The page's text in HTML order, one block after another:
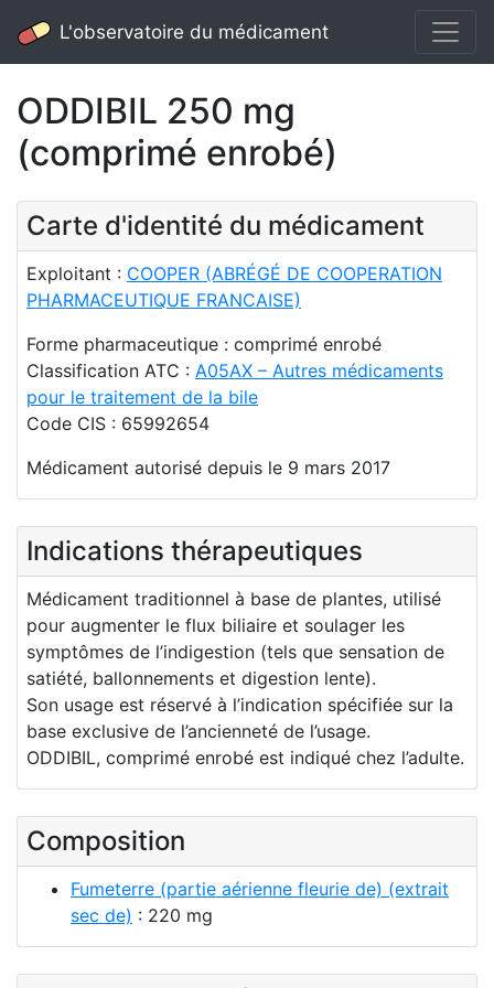
L'observatoire du médicament
ODDIBIL 250 mg
(comprimé enrobé)
Carte d'identité du médicament
Exploitant : COOPER (ABRÉGÉ DE COOPERATION
PHARMACEUTIQUE FRANCAISE)
Forme pharmaceutique : comprimé enrobé
Classification ATC : A05AX – Autres médicaments
pour le traitement de la bile
Code CIS : 65992654
Médicament autorisé depuis le 9 mars 2017
Indications thérapeutiques
Médicament traditionnel à base de plantes, utilisé
pour augmenter le flux biliaire et soulager les
symptômes de l’indigestion (tels que sensation de
satiété, ballonnements et digestion lente).
Son usage est réservé à l’indication spécifiée sur la
base exclusive de l’ancienneté de l’usage.
ODDIBIL, comprimé enrobé est indiqué chez l’adulte.
Composition
Fumeterre (partie aérienne fleurie de) (extrait
sec de) : 220 mg